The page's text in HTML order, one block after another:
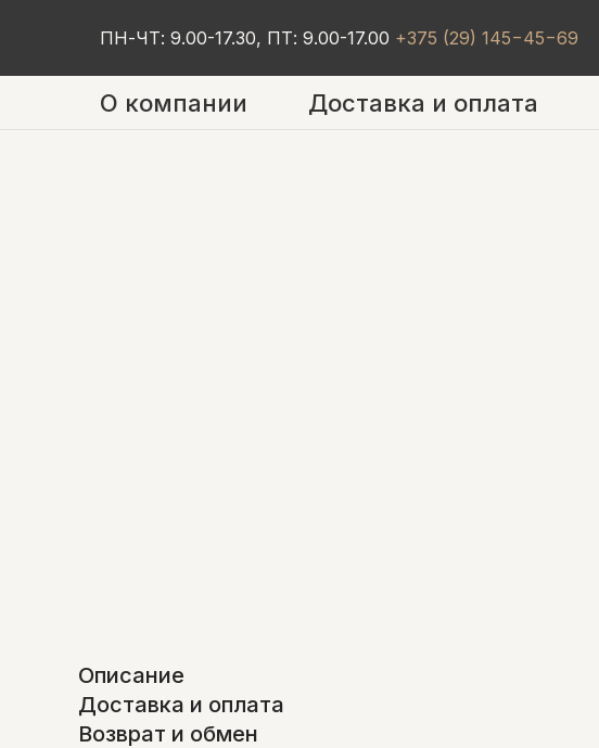
ПН-ЧТ: 9.00-17.30, ПТ: 9.00-17.00 +375 (29) 145−45−69
О компании Доставка и оплата
Описание
Доставка и оплата
Возврат и обмен